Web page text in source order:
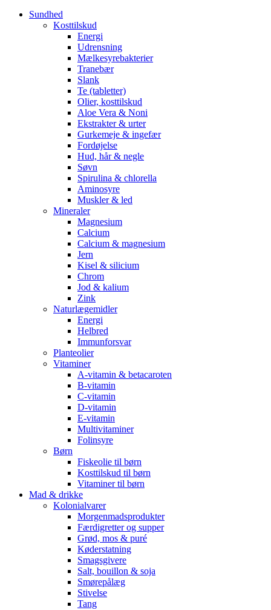
Sundhed
Kosttilskud
Energi
Udrensning
Mælkesyrebakterier
Tranebær
Slank
Te (tabletter)
Olier, kosttilskud
Aloe Vera & Noni
Ekstrakter & urter
Gurkemeje & ingefær
Fordøjelse
Hud, hår & negle
Søvn
Spirulina & chlorella
Aminosyre
Muskler & led
Mineraler
Magnesium
Calcium
Calcium & magnesium
Jern
Kisel & silicium
Chrom
Jod & kalium
Zink
Naturlægemidler
Energi
Helbred
Immunforsvar
Planteolier
Vitaminer
A-vitamin & betacaroten
B-vitamin
C-vitamin
D-vitamin
E-vitamin
Multivitaminer
Folinsyre
Børn
Fiskeolie til børn
Kosttilskud til børn
Vitaminer til børn
Mad & drikke
Kolonialvarer
Morgenmadsprodukter
Færdigretter og supper
Grød, mos & puré
Køderstatning
Smagsgivere
Salt, bouillon & soja
Smørepålæg
Stivelse
Tang